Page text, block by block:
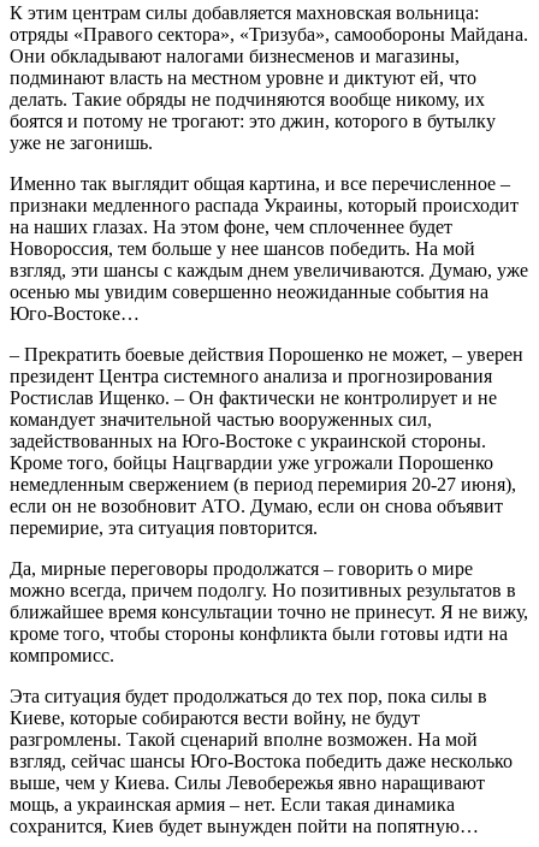
К этим центрам силы добавляется махновская вольница:
отряды «Правого сектора», «Тризуба», самообороны Майдана.
Они обкладывают налогами бизнесменов и магазины,
подминают власть на местном уровне и диктуют ей, что
делать. Такие обряды не подчиняются вообще никому, их
боятся и потому не трогают: это джин, которого в бутылку
уже не загонишь.
Именно так выглядит общая картина, и все перечисленное –
признаки медленного распада Украины, который происходит
на наших глазах. На этом фоне, чем сплоченнее будет
Новороссия, тем больше у нее шансов победить. На мой
взгляд, эти шансы с каждым днем увеличиваются. Думаю, уже
осенью мы увидим совершенно неожиданные события на
Юго-Востоке…
– Прекратить боевые действия Порошенко не может, – уверен
президент Центра системного анализа и прогнозирования
Ростислав Ищенко. – Он фактически не контролирует и не
командует значительной частью вооруженных сил,
задействованных на Юго-Востоке с украинской стороны.
Кроме того, бойцы Нацгвардии уже угрожали Порошенко
немедленным свержением (в период перемирия 20-27 июня),
если он не возобновит АТО. Думаю, если он снова объявит
перемирие, эта ситуация повторится.
Да, мирные переговоры продолжатся – говорить о мире
можно всегда, причем подолгу. Но позитивных результатов в
ближайшее время консультации точно не принесут. Я не вижу,
кроме того, чтобы стороны конфликта были готовы идти на
компромисс.
Эта ситуация будет продолжаться до тех пор, пока силы в
Киеве, которые собираются вести войну, не будут
разгромлены. Такой сценарий вполне возможен. На мой
взгляд, сейчас шансы Юго-Востока победить даже несколько
выше, чем у Киева. Силы Левобережья явно наращивают
мощь, а украинская армия – нет. Если такая динамика
сохранится, Киев будет вынужден пойти на попятную…